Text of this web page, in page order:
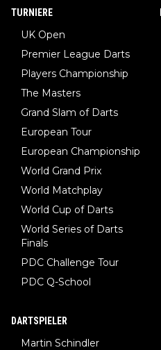
TURNIERE
UK Open
Premier League Darts
Players Championship
The Masters
Grand Slam of Darts
European Tour
European Championship
World Grand Prix
World Matchplay
World Cup of Darts
World Series of Darts
Finals
PDC Challenge Tour
PDC Q-School
DARTSPIELER
Martin Schindler